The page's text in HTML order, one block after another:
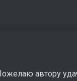
автору